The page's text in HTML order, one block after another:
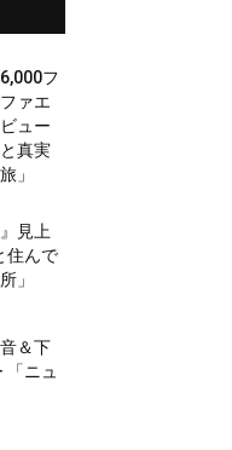
フ
ァエ
ュー
真実
」
見上
住んで
」
＆下
ニュ